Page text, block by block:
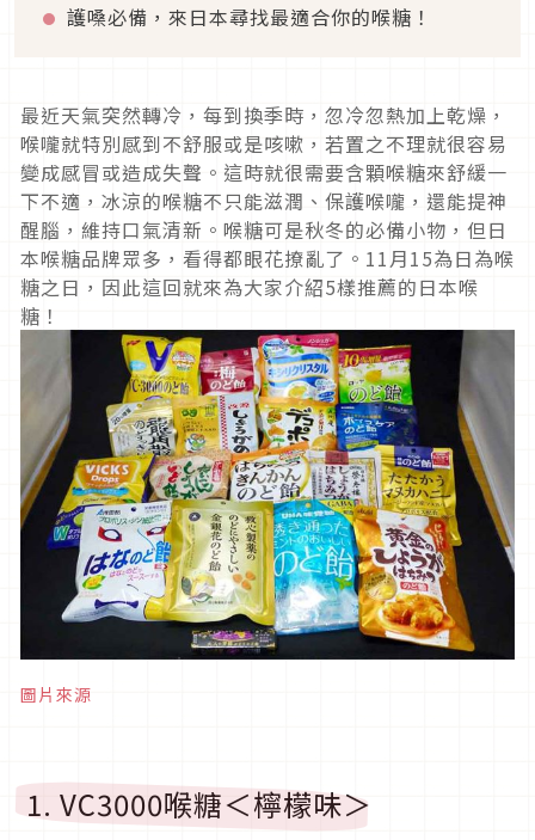
護嗓必備，來日本尋找最適合你的喉糖！
最近天氣突然轉冷，每到換季時，忽冷忽熱加上乾燥，
喉嚨就特別感到不舒服或是咳嗽，若置之不理就很容易
變成感冒或造成失聲。這時就很需要含顆喉糖來舒緩一
下不適，冰涼的喉糖不只能滋潤、保護喉嚨，還能提神
醒腦，維持口氣清新。喉糖可是秋冬的必備小物，但日
本喉糖品牌眾多，看得都眼花撩亂了。11月15為日為喉
糖之日，因此這回就來為大家介紹5樣推薦的日本喉
糖！
圖片來源
1. VC3000喉糖＜檸檬味＞